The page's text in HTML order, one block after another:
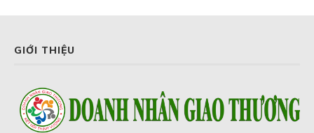
GIỚI THIỆU